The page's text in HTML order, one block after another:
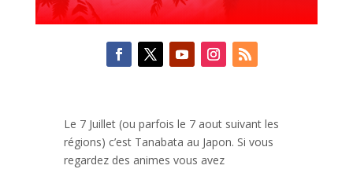
Le 7 Juillet (ou parfois le 7 aout suivant les
régions) c’est Tanabata au Japon. Si vous
regardez des animes vous avez